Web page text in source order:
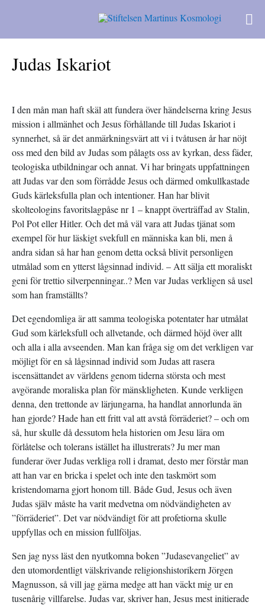
Judas Iskariot
I den mån man haft skäl att fundera över händelserna kring Jesus
mission i allmänhet och Jesus förhållande till Judas Iskariot i
synnerhet, så är det anmärkningsvärt att vi i tvåtusen år har nöjt
oss med den bild av Judas som pålagts oss av kyrkan, dess fäder,
teologiska utbildningar och annat. Vi har bringats uppfattningen
att Judas var den som förrådde Jesus och därmed omkullkastade
Guds kärleksfulla plan och intentioner. Han har blivit
skolteologins favoritslagpåse nr 1 – knappt överträffad av Stalin,
Pol Pot eller Hitler. Och det må väl vara att Judas tjänat som
exempel för hur läskigt svekfull en människa kan bli, men å
andra sidan så har han genom detta också blivit personligen
utmålad som en ytterst lågsinnad individ. – Att sälja ett moraliskt
geni för trettio silverpenningar..? Men var Judas verkligen så usel
som han framställts?
Det egendomliga är att samma teologiska potentater har utmålat
Gud som kärleksfull och allvetande, och därmed höjd över allt
och alla i alla avseenden. Man kan fråga sig om det verkligen var
möjligt för en så lågsinnad individ som Judas att rasera
iscensättandet av världens genom tiderna största och mest
avgörande moraliska plan för mänskligheten. Kunde verkligen
denna, den trettonde av lärjungarna, ha handlat annorlunda än
han gjorde? Hade han ett fritt val att avstå förräderiet? – och om
så, hur skulle då dessutom hela historien om Jesu lära om
förlåtelse och tolerans istället ha illustrerats? Ju mer man
funderar över Judas verkliga roll i dramat, desto mer förstår man
att han var en bricka i spelet och inte den taskmört som
kristendomarna gjort honom till. Både Gud, Jesus och även
Judas själv måste ha varit medvetna om nödvändigheten av
”förräderiet”. Det var nödvändigt för att profetiorna skulle
uppfyllas och en mission fullföljas.
Sen jag nyss läst den nyutkomna boken ”Judasevangeliet” av
den utomordentligt välskrivande religionshistorikern Jörgen
Magnusson, så vill jag gärna medge att han väckt mig ur en
tusenårig villfarelse. Judas var, skriver han, Jesus mest initierade